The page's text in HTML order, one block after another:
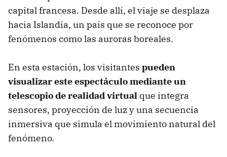
capital francesa. Desde allí, el viaje se desplaza
hacia Islandia, un país que se reconoce por
fenómenos como las auroras boreales.
En esta estación, los visitantes pueden
visualizar este espectáculo mediante un
telescopio de realidad virtual que integra
sensores, proyección de luz y una secuencia
inmersiva que simula el movimiento natural del
fenómeno.